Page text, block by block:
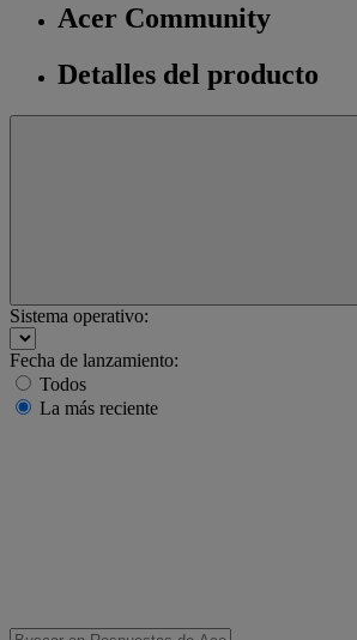
Acer Community
Detalles del producto
Sistema operativo:
Fecha de lanzamiento:
Todos
La más reciente